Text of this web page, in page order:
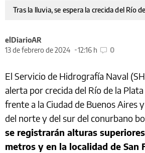
Tras la lluvia, se espera la crecida del Río
elDiarioAR
13 de febrero de 2024
12:16 h 0
El Servicio de Hidrografía Naval
alerta por crecida del Río de la
frente a la Ciudad de Buenos Aires
del norte y del sur del conurbano
se registrarán alturas
metros y en la localidad de San